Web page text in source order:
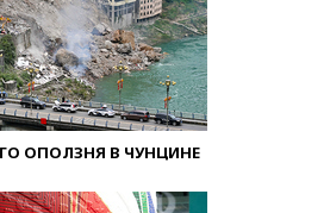
ОПОЛЗНЯ В ЧУНЦИНЕ